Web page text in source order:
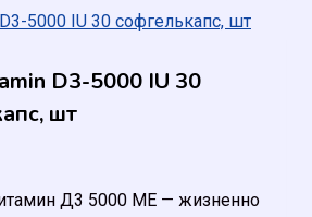
D3-5000 IU 30
шт
Д3 5000 МЕ — жизненно